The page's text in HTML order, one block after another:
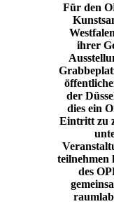
Für den
ihrer
der
dies ein
Eintritt zu
teilnehmen
des